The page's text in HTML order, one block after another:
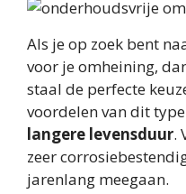
Als je op zoek bent
voor je omheining,
staal de perfecte
voordelen van dit
langere levensduur.
zeer
jarenlang meegaan.